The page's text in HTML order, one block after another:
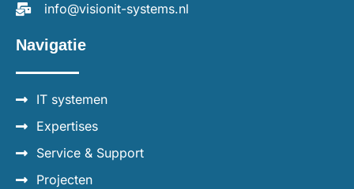
info@visionit-systems.nl
Navigatie
IT systemen
Expertises
Service & Support
Projecten